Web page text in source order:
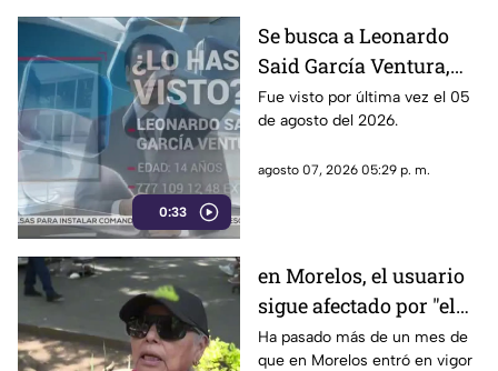
entre ellos Rubén Rocha y
Enrique Inzunza.
0:33
Se busca a Leonardo
Said García Ventura,
desaparecido en
Cuernavaca
Fue visto por última vez el 05
de agosto del 2026.
agosto 07, 2026 05:29 p. m.
en Morelos, el usuario
sigue afectado por "el
tarifazo"
Ha pasado más de un mes de
que en Morelos entró en vigor